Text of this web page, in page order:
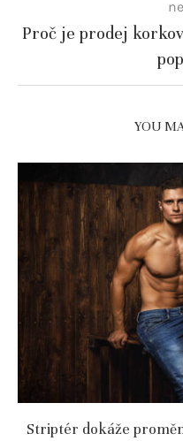
Proč je prodej
YOU
Striptér dokáže